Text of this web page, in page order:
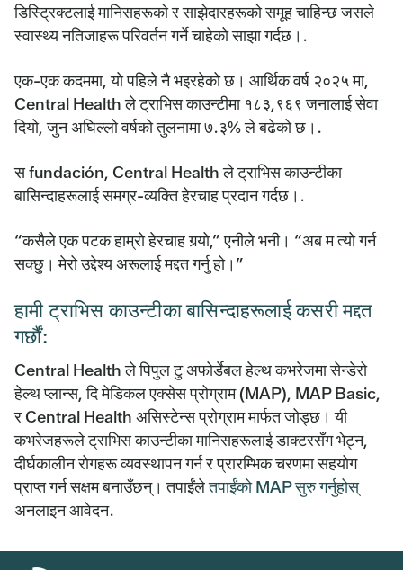
डिस्ट्रिक्टलाई मानिसहरूको र साझेदारहरूको समूह चाहिन्छ जसले
स्वास्थ्य नतिजाहरू परिवर्तन गर्ने चाहेको साझा गर्दछ।.
एक-एक कदममा, यो पहिले नै भइरहेको छ। आर्थिक वर्ष २०२५ मा,
Central Health ले ट्राभिस काउन्टीमा १८३,९६९ जनालाई सेवा
दियो, जुन अघिल्लो वर्षको तुलनामा ७.३% ले बढेको छ।.
स fundación, Central Health ले ट्राभिस काउन्टीका
बासिन्दाहरूलाई समग्र-व्यक्ति हेरचाह प्रदान गर्दछ।.
“कसैले एक पटक हाम्रो हेरचाह गर्‍यो,” एनीले भनी। “अब म त्यो गर्न
सक्छु। मेरो उद्देश्य अरूलाई मद्दत गर्नु हो।”
हामी ट्राभिस काउन्टीका बासिन्दाहरूलाई कसरी मद्दत
गर्छौं:
Central Health ले पिपुल टु अफोर्डेबल हेल्थ कभरेजमा सेन्डेरो
हेल्थ प्लान्स, दि मेडिकल एक्सेस प्रोग्राम (MAP), MAP Basic,
र Central Health असिस्टेन्स प्रोग्राम मार्फत जोड्छ। यी
कभरेजहरूले ट्राभिस काउन्टीका मानिसहरूलाई डाक्टरसँग भेट्न,
दीर्घकालीन रोगहरू व्यवस्थापन गर्न र प्रारम्भिक चरणमा सहयोग
प्राप्त गर्न सक्षम बनाउँछन्। तपाईंलेतपाईंको MAP सुरु गर्नुहोस्
अनलाइन आवेदन.